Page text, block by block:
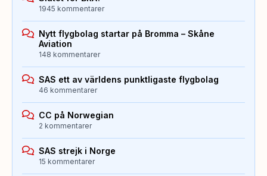
1945 kommentarer
Nytt flygbolag startar på Bromma – Skåne
Aviation
148 kommentarer
SAS ett av världens punktligaste flygbolag
46 kommentarer
CC på Norwegian
2 kommentarer
SAS strejk i Norge
15 kommentarer